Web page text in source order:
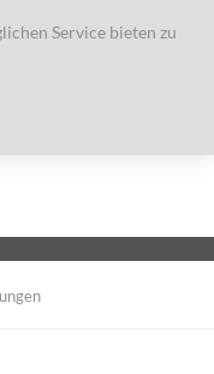
Service bieten zu